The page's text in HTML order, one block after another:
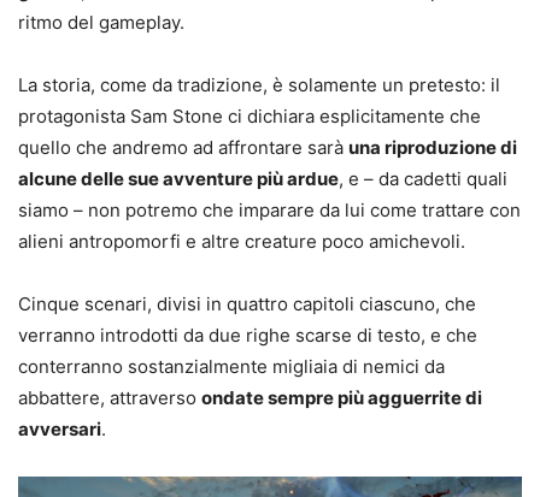
ritmo del gameplay.
La storia, come da tradizione, è solamente un pretesto: il
protagonista Sam Stone ci dichiara esplicitamente che
quello che andremo ad affrontare sarà una riproduzione di
alcune delle sue avventure più ardue, e – da cadetti quali
siamo – non potremo che imparare da lui come trattare con
alieni antropomorfi e altre creature poco amichevoli.
Cinque scenari, divisi in quattro capitoli ciascuno, che
verranno introdotti da due righe scarse di testo, e che
conterranno sostanzialmente migliaia di nemici da
abbattere, attraverso ondate sempre più agguerrite di
avversari.